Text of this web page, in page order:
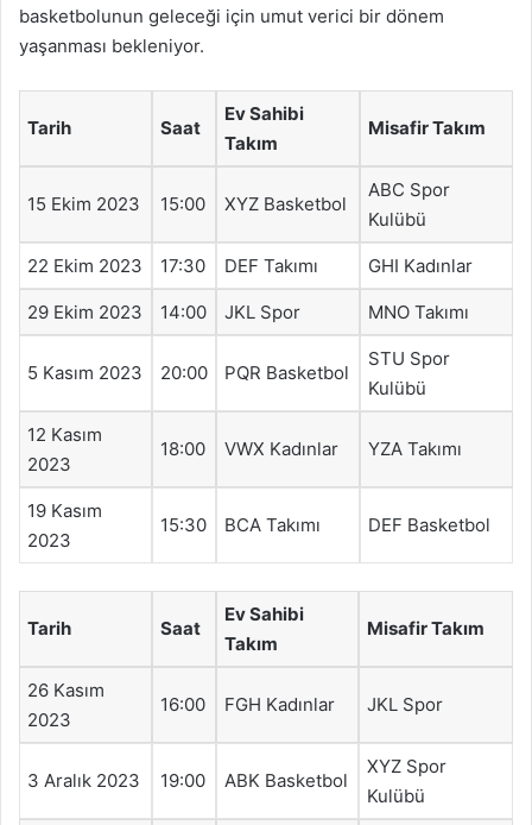
basketbolunun geleceği için umut verici bir dönem
yaşanması bekleniyor.
Tarih Saat
Ev Sahibi
Takım
Misafir Takım
15 Ekim 2023 15:00 XYZ Basketbol
ABC Spor
Kulübü
22 Ekim 2023 17:30 DEF Takımı GHI Kadınlar
29 Ekim 2023 14:00 JKL Spor MNO Takımı
5 Kasım 2023 20:00 PQR Basketbol
STU Spor
Kulübü
12 Kasım
2023
18:00 VWX Kadınlar YZA Takımı
19 Kasım
2023
15:30 BCA Takımı DEF Basketbol
Tarih Saat
Ev Sahibi
Takım
Misafir Takım
26 Kasım
2023
16:00 FGH Kadınlar JKL Spor
3 Aralık 2023 19:00 ABK Basketbol
XYZ Spor
Kulübü